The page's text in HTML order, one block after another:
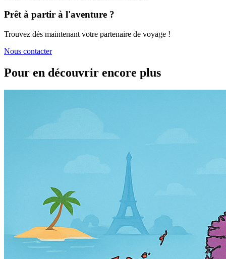
Prêt à partir à l'aventure ?
Trouvez dès maintenant votre partenaire de voyage !
Nous contacter
Pour en découvrir encore plus